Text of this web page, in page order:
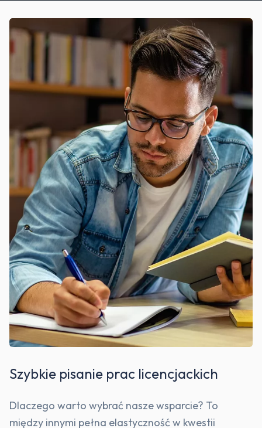
Szybkie pisanie prac licencjackich
Dlaczego warto wybrać nasze wsparcie? To
między innymi pełna elastyczność w kwestii